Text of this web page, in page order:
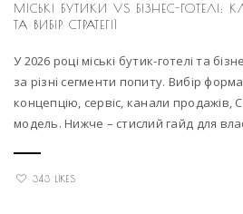
МІСЬКІ БУТИКИ VS БІЗНЕС-ГОТЕЛІ:
ТА ВИБІР СТРАТЕГІЇ
У 2026 році міські бутик-готелі та
за різні сегменти попиту. Вибір
концепцію, сервіс, канали продажів,
модель. Нижче – стислий гайд для
343 LIKES